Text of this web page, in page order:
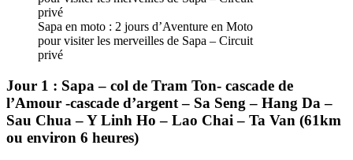
Sapa en moto : 2 jours d’Aventure en Moto
pour visiter les merveilles de Sapa – Circuit
privé
Jour 1 : Sapa – col de Tram Ton- cascade de
l’Amour -cascade d’argent – Sa Seng – Hang Da –
Sau Chua – Y Linh Ho – Lao Chai – Ta Van (61km
ou environ 6 heures)